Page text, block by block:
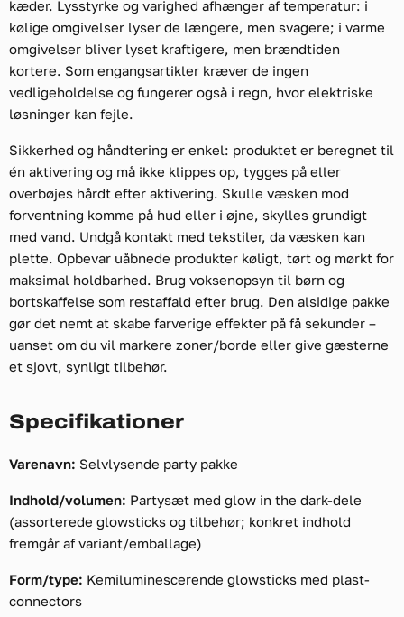
kæder. Lysstyrke og varighed afhænger af temperatur: i
kølige omgivelser lyser de længere, men svagere; i varme
omgivelser bliver lyset kraftigere, men brændtiden
kortere. Som engangsartikler kræver de ingen
vedligeholdelse og fungerer også i regn, hvor elektriske
løsninger kan fejle.
Sikkerhed og håndtering er enkel: produktet er beregnet til
én aktivering og må ikke klippes op, tygges på eller
overbøjes hårdt efter aktivering. Skulle væsken mod
forventning komme på hud eller i øjne, skylles grundigt
med vand. Undgå kontakt med tekstiler, da væsken kan
plette. Opbevar uåbnede produkter køligt, tørt og mørkt for
maksimal holdbarhed. Brug voksenopsyn til børn og
bortskaffelse som restaffald efter brug. Den alsidige pakke
gør det nemt at skabe farverige effekter på få sekunder –
uanset om du vil markere zoner/borde eller give gæsterne
et sjovt, synligt tilbehør.
Specifikationer
Varenavn: Selvlysende party pakke
Indhold/volumen: Partysæt med glow in the dark-dele
(assorterede glowsticks og tilbehør; konkret indhold
fremgår af variant/emballage)
Form/type: Kemiluminescerende glowsticks med plast-
connectors